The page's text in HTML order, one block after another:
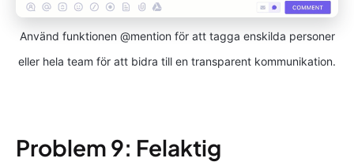
Använd funktionen @mention för att tagga enskilda personer
eller hela team för att bidra till en transparent kommunikation.
Problem 9: Felaktig